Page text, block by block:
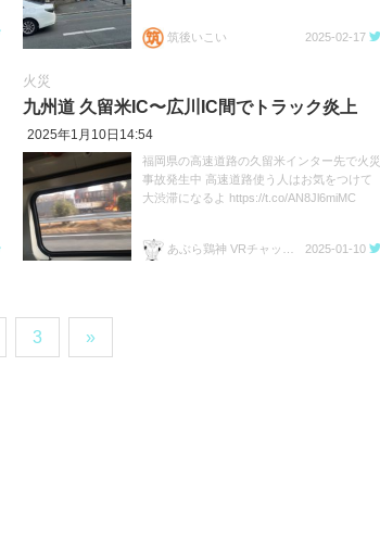
筑後いこい 2025-02-17
火災
九州道 久留米IC〜広川IC間でトラック炎上
2025年1月10日14:54
福岡県の高速道路の久留米インター先で火災
事故発生中 高速道路使う人はお気をつけて
大渋滞になるよ https://t.co/AN8Jl6miMC
あぶら鶏神 VRチャット用 2025-01-10
3 »